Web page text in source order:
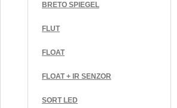
BRETO SPIEGEL
FLUT
FLOAT
FLOAT + IR SENZOR
SORT LED